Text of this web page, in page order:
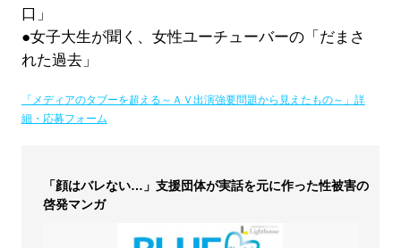
口」
●女子大生が聞く、女性ユーチューバーの「だまさ
れた過去」
「メディアのタブーを超える～ＡＶ出演強要問題から見えたもの～」詳
細・応募フォーム
「顔はバレない…」支援団体が実話を元に作った性被害の
啓発マンガ